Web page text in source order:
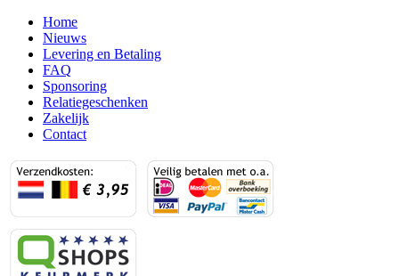
Home
Nieuws
Levering en Betaling
FAQ
Sponsoring
Relatiegeschenken
Zakelijk
Contact